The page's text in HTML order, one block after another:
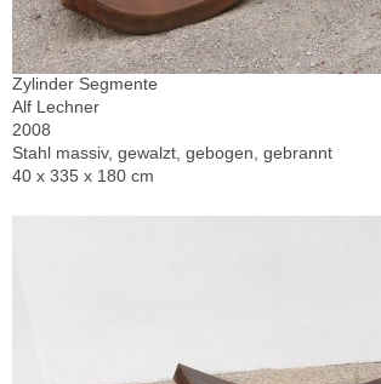
Zylinder Segmente
Alf Lechner
2008
Stahl massiv, gewalzt, gebogen, gebrannt
40 x 335 x 180 cm